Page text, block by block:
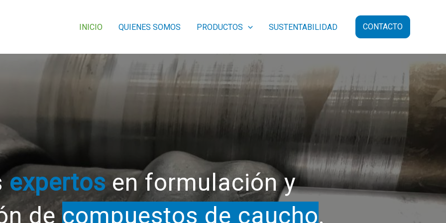
INICIO QUIENES SOMOS PRODUCTOS SUSTENTABILIDAD CONTACTO
expertos en formulación y
de compuestos de caucho.